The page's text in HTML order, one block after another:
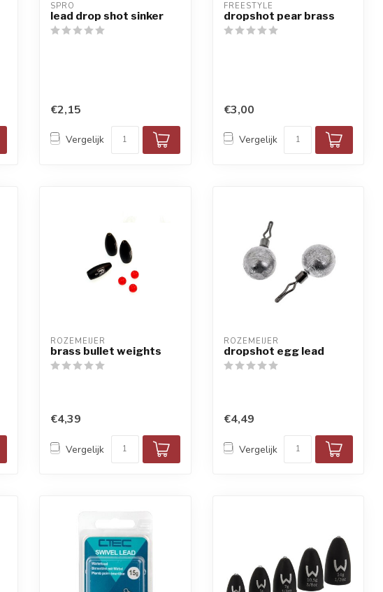
SPRO
lead drop shot sinker
€2,15
Vergelijk
FREESTYLE
dropshot pear brass
€3,00
Vergelijk
ROZEMEIJER
brass bullet weights
€4,39
Vergelijk
ROZEMEIJER
dropshot egg lead
€4,49
Vergelijk